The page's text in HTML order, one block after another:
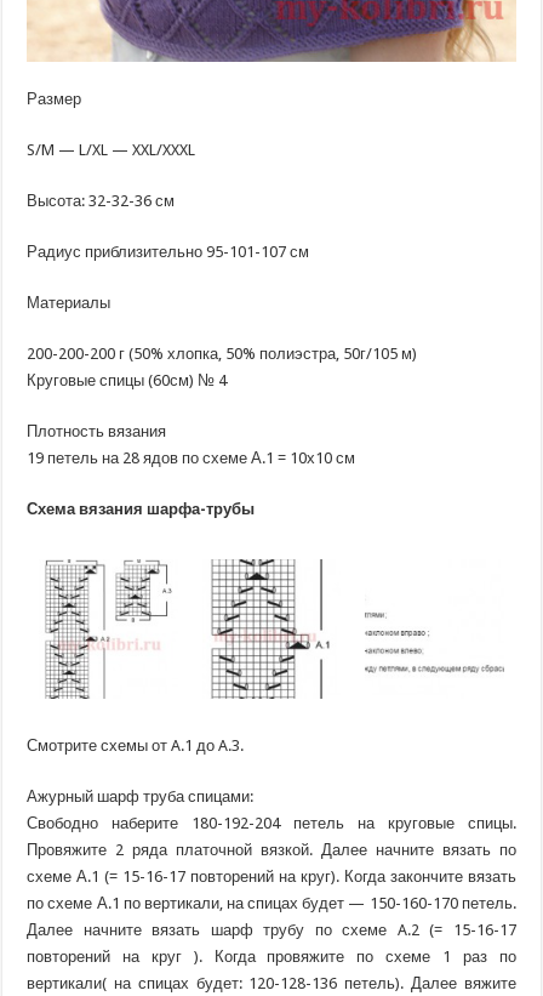
Размер
S/M — L/XL — XXL/XXXL
Высота: 32-32-36 см
Радиус приблизительно 95-101-107 см
Материалы
200-200-200 г (50% хлопка, 50% полиэстра, 50г/105 м)
Круговые спицы (60см) № 4
Плотность вязания
19 петель на 28 ядов по схеме А.1 = 10х10 см
Схема вязания шарфа-трубы
Смотрите схемы от A.1 до A.3.
Ажурный шарф труба спицами:
Свободно наберите 180-192-204 петель на круговые спицы.
Провяжите 2 ряда платочной вязкой. Далее начните вязать по
схеме А.1 (= 15-16-17 повторений на круг). Когда закончите вязать
по схеме А.1 по вертикали, на спицах будет — 150-160-170 петель.
Далее начните вязать шарф трубу по схеме A.2 (= 15-16-17
повторений на круг ). Когда провяжите по схеме 1 раз по
вертикали( на спицах будет: 120-128-136 петель). Далее вяжите